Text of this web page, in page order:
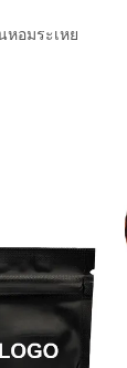
อมระเหย